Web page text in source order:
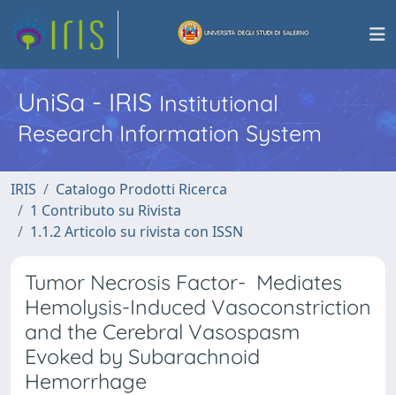
UniSa - IRISInstitutional
Research Information System
IRIS
Catalogo Prodotti Ricerca
1 Contributo su Rivista
1.1.2 Articolo su rivista con ISSN
Tumor Necrosis Factor- Mediates
Hemolysis-Induced Vasoconstriction
and the Cerebral Vasospasm
Evoked by Subarachnoid
Hemorrhage